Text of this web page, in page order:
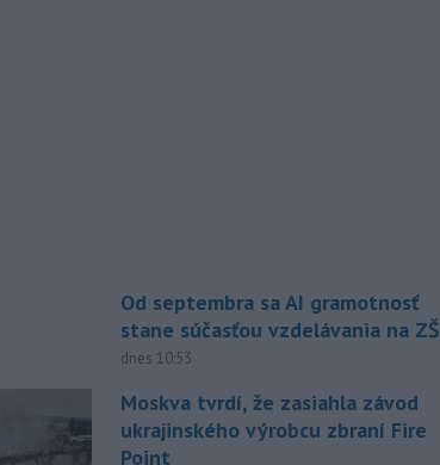
Od septembra sa AI gramotnosť
stane súčasťou vzdelávania na ZŠ
dnes 10:53
Moskva tvrdí, že zasiahla závod
ukrajinského výrobcu zbraní Fire
Point